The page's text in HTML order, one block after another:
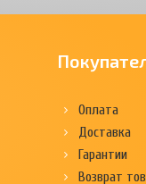
Оплата
Доставка
Гарантии
Возврат